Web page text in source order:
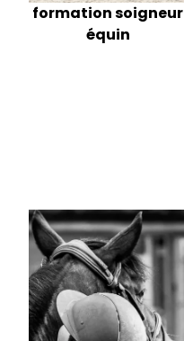
formation soigneur
équin